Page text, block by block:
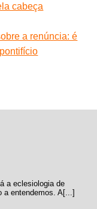
cabeça
a renúncia: é
a eclesiologia de
a entendemos. A[...]